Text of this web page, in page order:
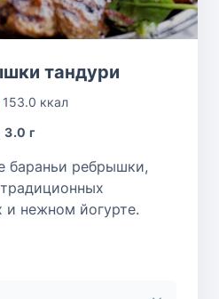
тандури
153.0 ккал
3.0 г
бараньи ребрышки,
и нежном йогурте.